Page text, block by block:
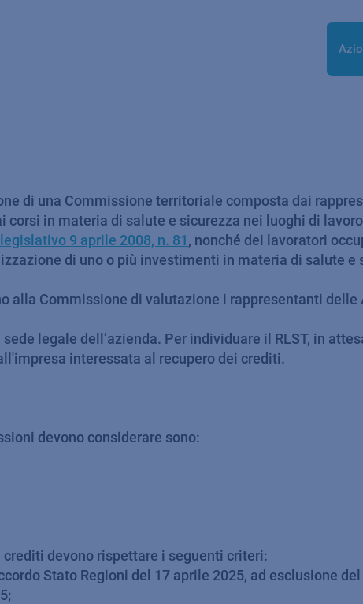
di una Commissione territoriale composta dai
in materia di salute e sicurezza nei luoghi di
9 aprile 2008, n. 81, nonché dei lavoratori
di uno o più investimenti in materia di salute e
alla Commissione di valutazione i rappresentanti
legale dell’azienda. Per individuare il RLST, in
interessata al recupero dei crediti.
devono considerare sono:
devono rispettare i seguenti criteri:
Stato Regioni del 17 aprile 2025, ad esclusione